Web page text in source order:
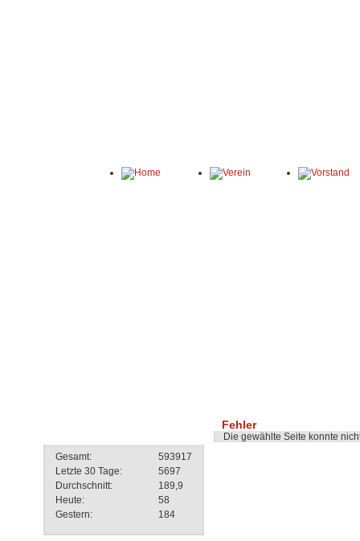
Gesamt:
593917
Letzte 30 Tage:
5697
Durchschnitt:
189,9
Heute:
58
Gestern:
184
Fehler
Die gewählte Seite konnte